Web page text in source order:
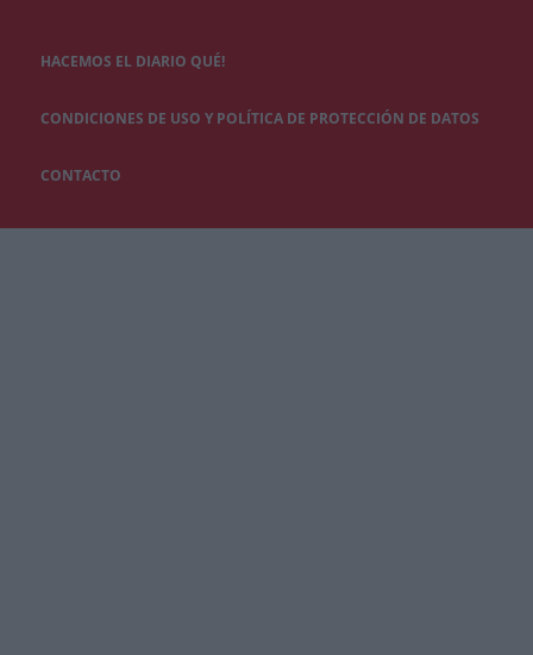
HACEMOS EL DIARIO QUÉ!
CONDICIONES DE USO Y POLÍTICA DE PROTECCIÓN DE DATOS
CONTACTO